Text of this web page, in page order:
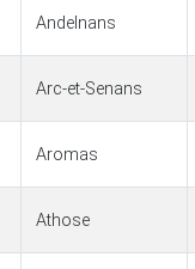
Andelnans
Arc-et-Senans
Aromas
Athose